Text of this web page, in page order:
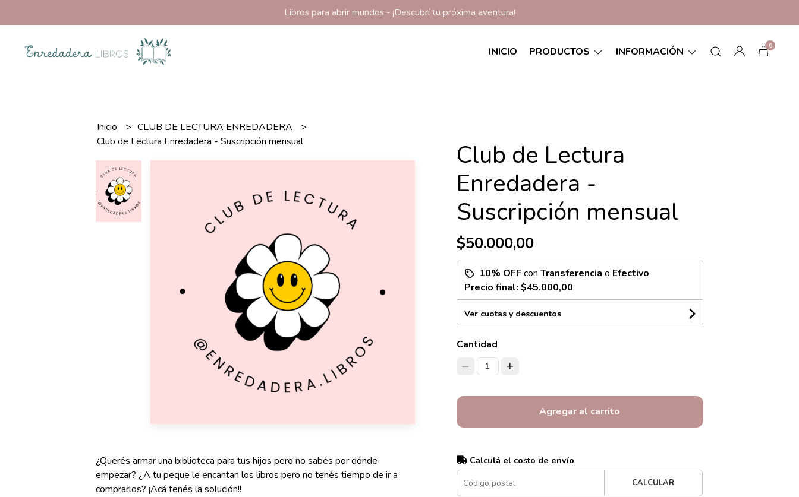
Libros para abrir mundos - ¡Descubrí tu próxima aventura!
INICIO PRODUCTOS INFORMACIÓN 0
Inicio
CLUB DE LECTURA ENREDADERA
Club de Lectura Enredadera - Suscripción mensual
¿Querés armar una biblioteca para tus hijos pero no sabés por dónde
empezar? ¿A tu peque le encantan los libros pero no tenés tiempo de ir a
comprarlos? ¡Acá tenés la solución!!
Club de Lectura
Enredadera -
Suscripción mensual
$50.000,00
10% OFFcon Transferencia o Efectivo
Precio final: $45.000,00
Ver cuotas y descuentos
Cantidad
1
Agregar al carrito
Calculá el costo de envío
CALCULAR